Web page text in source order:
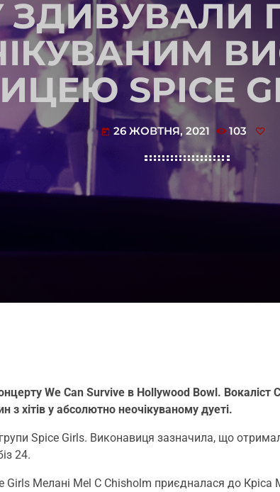
SPICE
today 26 ЖОВТНЯ, 2021 103
We Can Survive в Hollywood Bowl. Вокаліст
з хітів у абсолютно неочікуваному дуеті.
групи Spice Girls. Виконавиця зазначила, що
24.
Girls Мелані Mel C Chisholm приєдналася до Кріса